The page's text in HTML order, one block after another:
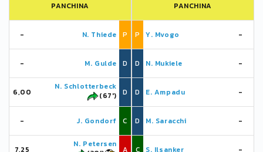
PANCHINA
- N. Thiede P
- M. Gulde D
6,00
N. Schlotterbeck
(67')
D
- J. Gondorf C
7,25
N. Petersen
A
PANCHINA
P Y. Mvogo -
D N. Mukiele -
D E. Ampadu -
D M. Saracchi -
C S. Ilsanker -